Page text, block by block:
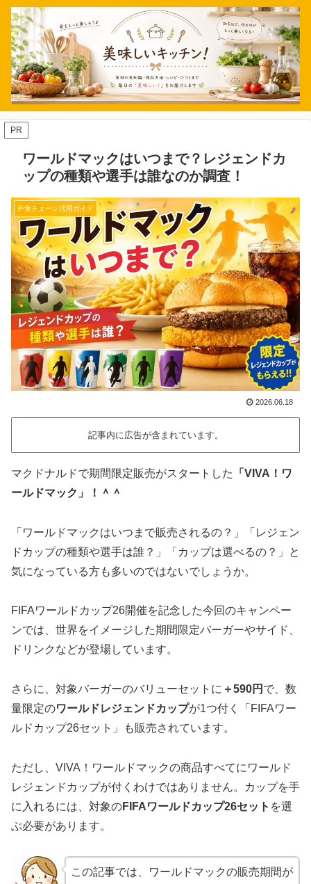
PR
ワールドマックはいつまで？レジェンドカ
ップの種類や選手は誰なのか調査！
外食チェーン活用ガイド
2026.06.18
記事内に広告が含まれています。
マクドナルドで期間限定販売がスタートした
「VIVA！ワ
ールドマック」！＾＾
「ワールドマックはいつまで販売されるの？」「レジェン
ドカップの種類や選手は誰？」「カップは選べるの？」と
気になっている方も多いのではないでしょうか。
FIFAワールドカップ26開催を記念した今回のキャンペー
ンでは、世界をイメージした期間限定バーガーやサイド、
ドリンクなどが登場しています。
さらに、対象バーガーのバリューセットに ＋590円 で、数
量限定のワールドレジェンドカップが1つ付く「FIFAワー
ルドカップ26セット」も販売されています。
ただし、VIVA！ワールドマックの商品すべてにワールド
レジェンドカップが付くわけではありません。カップを手
に入れるには、対象のFIFAワールドカップ26セット を選
ぶ必要があります。
この記事では、ワールドマックの販売期間が